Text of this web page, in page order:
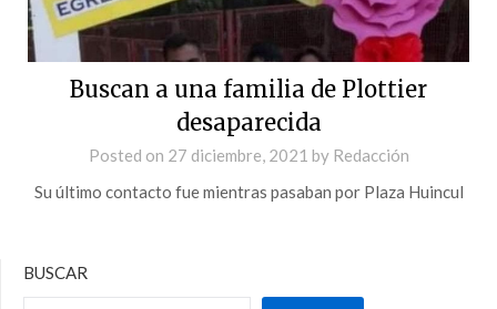
Buscan a una familia de Plottier
desaparecida
Posted on 27 diciembre, 2021 by Redacción
Su último contacto fue mientras pasaban por Plaza Huincul
BUSCAR